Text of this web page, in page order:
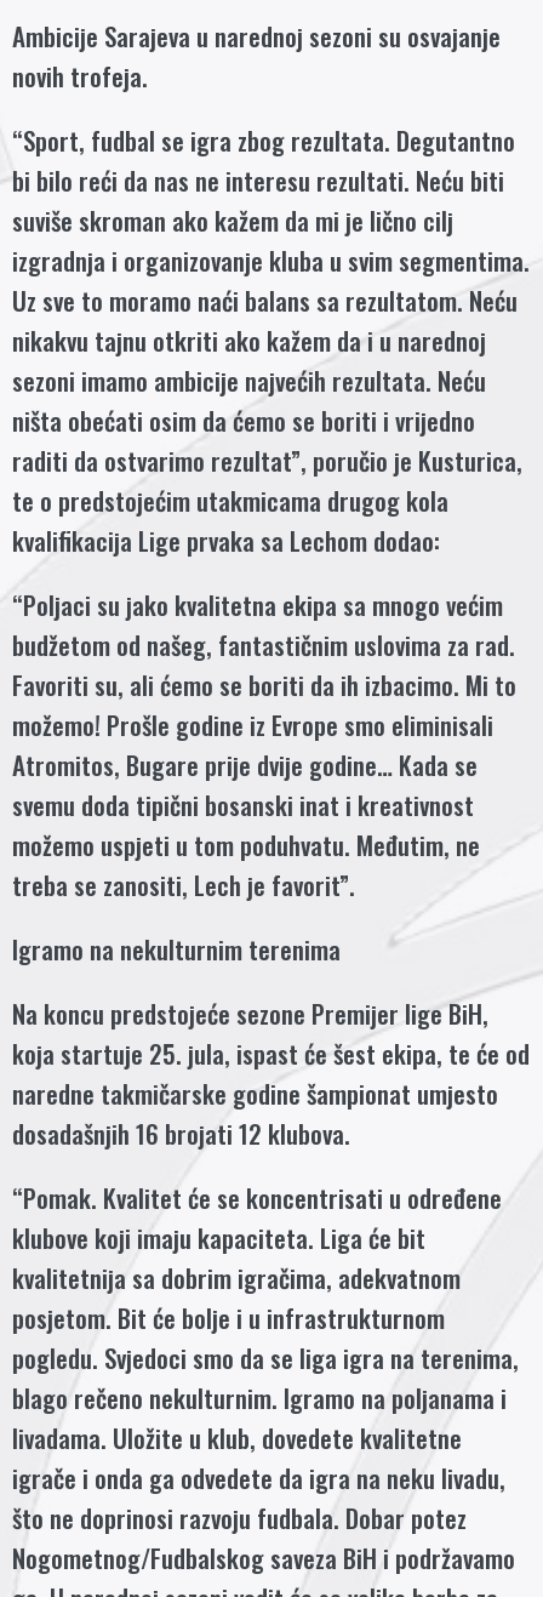
Ambicije Sarajeva u narednoj sezoni su osvajanje
novih trofeja.
“Sport, fudbal se igra zbog rezultata. Degutantno
bi bilo reći da nas ne interesu rezultati. Neću biti
suviše skroman ako kažem da mi je lično cilj
izgradnja i organizovanje kluba u svim segmentima.
Uz sve to moramo naći balans sa rezultatom. Neću
nikakvu tajnu otkriti ako kažem da i u narednoj
sezoni imamo ambicije najvećih rezultata. Neću
ništa obećati osim da ćemo se boriti i vrijedno
raditi da ostvarimo rezultat”, poručio je Kusturica,
te o predstojećim utakmicama drugog kola
kvalifikacija Lige prvaka sa Lechom dodao:
“Poljaci su jako kvalitetna ekipa sa mnogo većim
budžetom od našeg, fantastičnim uslovima za rad.
Favoriti su, ali ćemo se boriti da ih izbacimo. Mi to
možemo! Prošle godine iz Evrope smo eliminisali
Atromitos, Bugare prije dvije godine… Kada se
svemu doda tipični bosanski inat i kreativnost
možemo uspjeti u tom poduhvatu. Međutim, ne
treba se zanositi, Lech je favorit”.
Igramo na nekulturnim terenima
Na koncu predstojeće sezone Premijer lige BiH,
koja startuje 25. jula, ispast će šest ekipa, te će od
naredne takmičarske godine šampionat umjesto
dosadašnjih 16 brojati 12 klubova.
“Pomak. Kvalitet će se koncentrisati u određene
klubove koji imaju kapaciteta. Liga će bit
kvalitetnija sa dobrim igračima, adekvatnom
posjetom. Bit će bolje i u infrastrukturnom
pogledu. Svjedoci smo da se liga igra na terenima,
blago rečeno nekulturnim. Igramo na poljanama i
livadama. Uložite u klub, dovedete kvalitetne
igrače i onda ga odvedete da igra na neku livadu,
što ne doprinosi razvoju fudbala. Dobar potez
Nogometnog/Fudbalskog saveza BiH i podržavamo